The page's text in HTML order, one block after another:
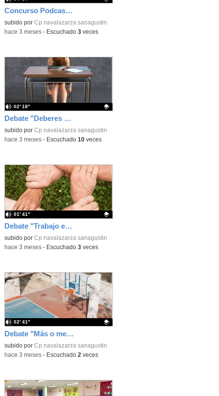
Concurso Podcast RNE
Contenido educativo.
subido por Cp navalazarza sanagustin
-hace 3 meses- Escuchado 3veces
Debate "Deberes Sí o No"
Contenido educativo.
subido por Cp navalazarza sanagustin
02′ 18″
-hace 3 meses- Escuchado 10veces
Debate "Trabajo en equipo o individual"
Contenido educativo.
subido por Cp navalazarza sanagustin
01′ 41″
-hace 3 meses- Escuchado 3veces
Debate "Más o menos tiempo de patio"
Contenido educativo.
subido por Cp navalazarza sanagustin
02′ 41″
-hace 3 meses- Escuchado 2veces